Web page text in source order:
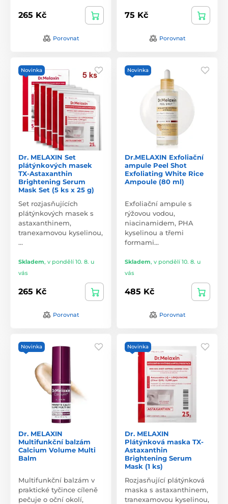
265 Kč
Porovnat
75 Kč
Porovnat
Novinka
Dr. MELAXIN Set
plátýnkových masek
TX-Astaxanthin
Brightening Serum
Mask Set (5 ks x 25 g)
Set rozjasňujících
plátýnkových masek s
astaxanthinem,
tranexamovou kyselinou,
…
Skladem, v pondělí 10. 8. u
vás
265 Kč
Porovnat
Novinka
Dr.MELAXIN Exfoliační
ampule Peel Shot
Exfoliating White Rice
Ampoule (80 ml)
Exfoliační ampule s
rýžovou vodou,
niacinamidem, PHA
kyselinou a třemi
formami…
Skladem, v pondělí 10. 8. u
vás
485 Kč
Porovnat
Novinka
Dr. MELAXIN
Multifunkční balzám
Calcium Volume Multi
Balm
Multifunkční balzám v
praktické tyčince cíleně
pečuje o oční okolí,
Novinka
Dr. MELAXIN
Plátýnková maska TX-
Astaxanthin
Brightening Serum
Mask (1 ks)
Rozjasňující plátýnková
maska s astaxanthinem,
tranexamovou kyselinou,